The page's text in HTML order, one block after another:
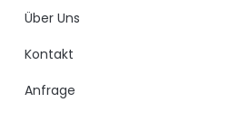
Über Uns
Kontakt
Anfrage